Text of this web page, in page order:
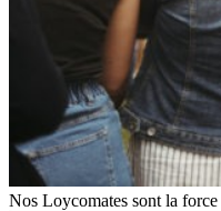
Nos Loycomates sont la